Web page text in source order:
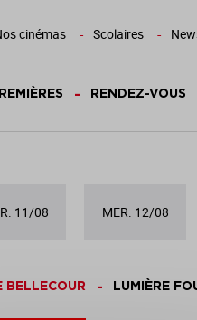
cinémas Scolaires
RENDEZ-VOUS
11/08 MER. 12/08
BELLECOUR LUMIÈRE